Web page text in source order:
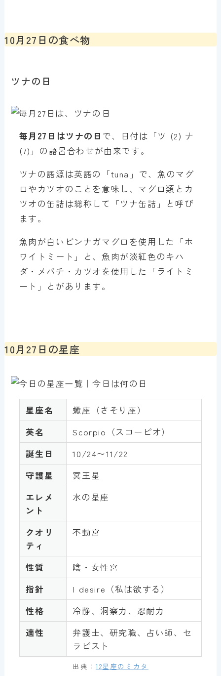
10月27日の食べ物
ツナの日
毎月27日はツナの日 で、日付は「ツ (2) ナ
(7)」の語呂合わせが由来です。
ツナの語源は英語の「tuna」で、魚のマグ
ロやカツオのことを意味し、マグロ類とカ
ツオの缶詰は総称して「ツナ缶詰」と呼び
ます。
魚肉が白いビンナガマグロを使用した「ホ
ワイトミート」と、魚肉が淡紅色のキハ
ダ・メバチ・カツオを使用した「ライトミ
ート」とがあります。
10月27日の星座
星座名
蠍座（さそり座）
英名
Scorpio（スコーピオ）
誕生日
10/24〜11/22
守護星
冥王星
エレメ
ント
水の星座
クオリ
ティ
不動宮
性質
陰・女性宮
指針
I desire（私は欲する）
性格
冷静、洞察力、忍耐力
適性
弁護士、研究職、占い師、セ
ラピスト
出典： 12星座のミカタ